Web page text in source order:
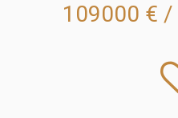
109000 €